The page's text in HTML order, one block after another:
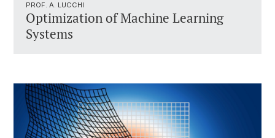
PROF. A. LUCCHI
Optimization of Machine Learning
Systems